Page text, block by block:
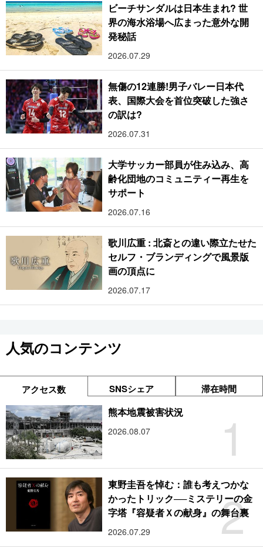
ビーチサンダルは日本生まれ? 世
界の海水浴場へ広まった意外な開
発秘話
2026.07.29
無傷の12連勝!男子バレー日本代
表、国際大会を首位突破した強さ
の訳は?
2026.07.31
大学サッカー部員が住み込み、高
齢化団地のコミュニティー再生を
サポート
2026.07.16
歌川広重 : 北斎との違い際立たせた
セルフ・ブランディングで風景版
画の頂点に
2026.07.17
人気のコンテンツ
アクセス数 SNSシェア 滞在時間
1
熊本地震被害状況
2026.08.07
2
東野圭吾を悼む：誰も考えつかな
かったトリック──ミステリーの金
字塔『容疑者Ｘの献身』の舞台裏
2026.07.29